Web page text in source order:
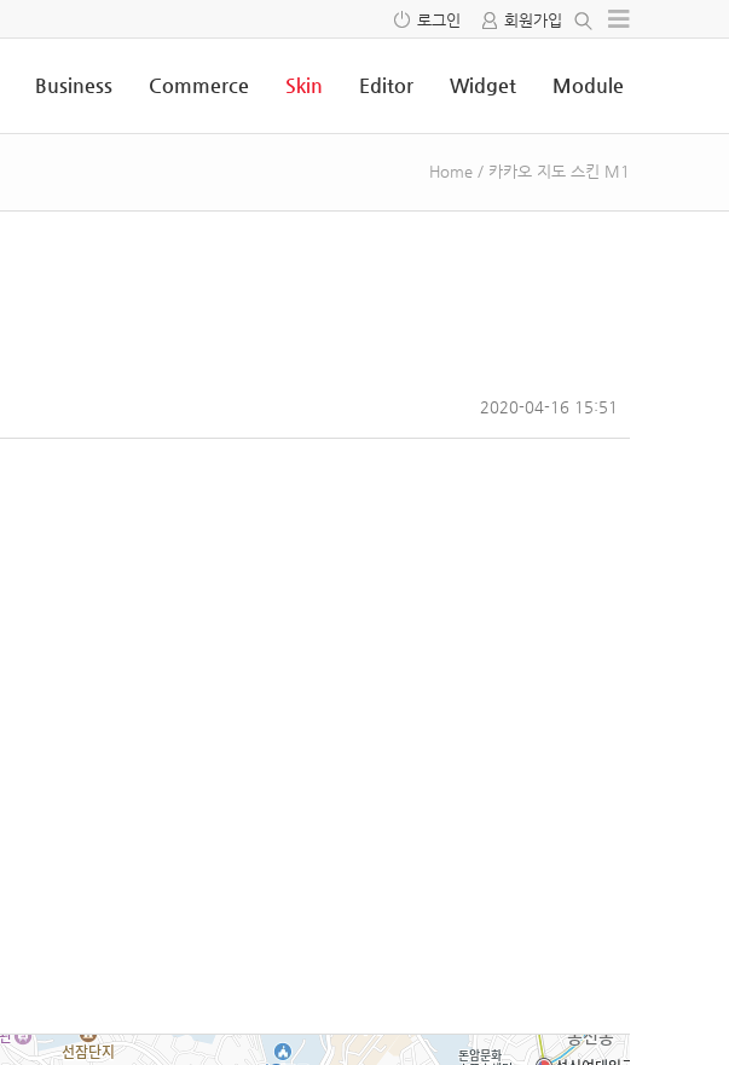
로그인 회원가입
Business Commerce Skin Editor Widget Module
Home / 카카오 지도 스킨 M1
2020-04-16 15:51